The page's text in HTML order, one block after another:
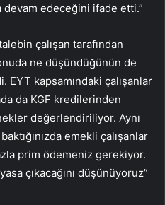
edeceğini ifade etti.”
çalışan tarafından
ne düşündüğünün de
EYT kapsamındaki çalışanlar
da KGF kredilerinden
değerlendiriliyor. Aynı
emekli çalışanlar
prim ödemeniz gerekiyor.
çıkacağını düşünüyoruz”